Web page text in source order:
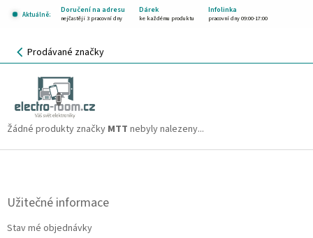
Aktuálně:
Doručení na adresu Dárek Infolinka
nejčastěji 3 pracovní dny ke každému produktu pracovní dny 09:00-17:00
NÁKUPNÍ
KOŠÍK
Prodávané značky
MTT
Žádné produkty značky MTT nebyly nalezeny...
Z
Užitečné informace
Stav mé objednávky